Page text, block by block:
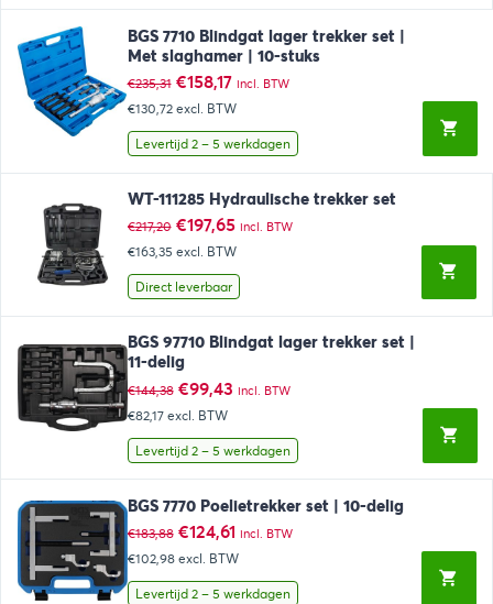
BGS 7710 Blindgat lager trekker set |
Met slaghamer | 10-stuks
€235,31 Oorspronkelijke
prijs
was:
€235,31.
€158,17Huidige
prijs
is:
€158,17.
incl. BTW
€130,72 excl. BTW
Levertijd 2 – 5 werkdagen
WT-111285 Hydraulische trekker set
€217,20 Oorspronkelijke
prijs
was:
€217,20.
€197,65Huidige
prijs
is:
€197,65.
incl. BTW
€163,35 excl. BTW
Direct leverbaar
BGS 97710 Blindgat lager trekker set |
11-delig
€144,38 Oorspronkelijke
prijs
was:
€144,38.
€99,43Huidige
€99,43.
incl. BTW
€82,17 excl. BTW
Levertijd 2 – 5 werkdagen
BGS 7770 Poelietrekker set | 10-delig
€183,88 Oorspronkelijke
prijs
was:
€183,88.
€124,61Huidige
prijs
is:
€124,61.
incl. BTW
€102,98 excl. BTW
Levertijd 2 – 5 werkdagen